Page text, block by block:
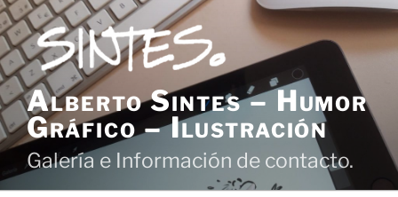
Saltar
al
contenido
Alberto Sintes – Humor
Gráfico – Ilustración
Galería e Información de contacto.